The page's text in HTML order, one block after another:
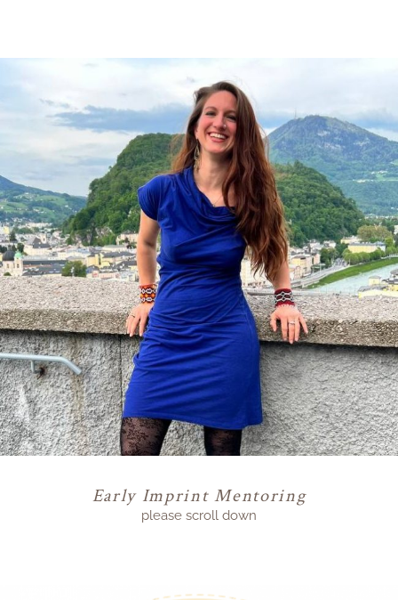
Early Imprint Mentoring
please scroll down